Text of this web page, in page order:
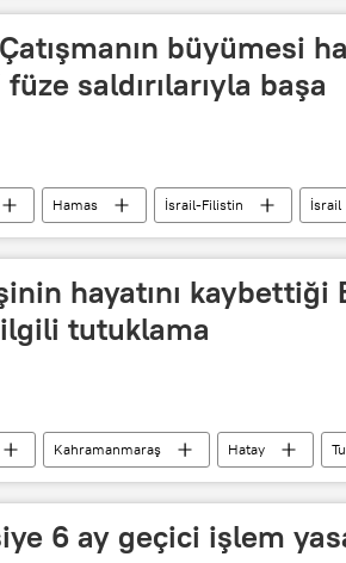
büyümesi
saldırılarıyla başa
Hamas İsrail-Filistin
İsrail
hayatını kaybettiği
tutuklama
Kahramanmaraş Hatay
6 ay geçici işlem